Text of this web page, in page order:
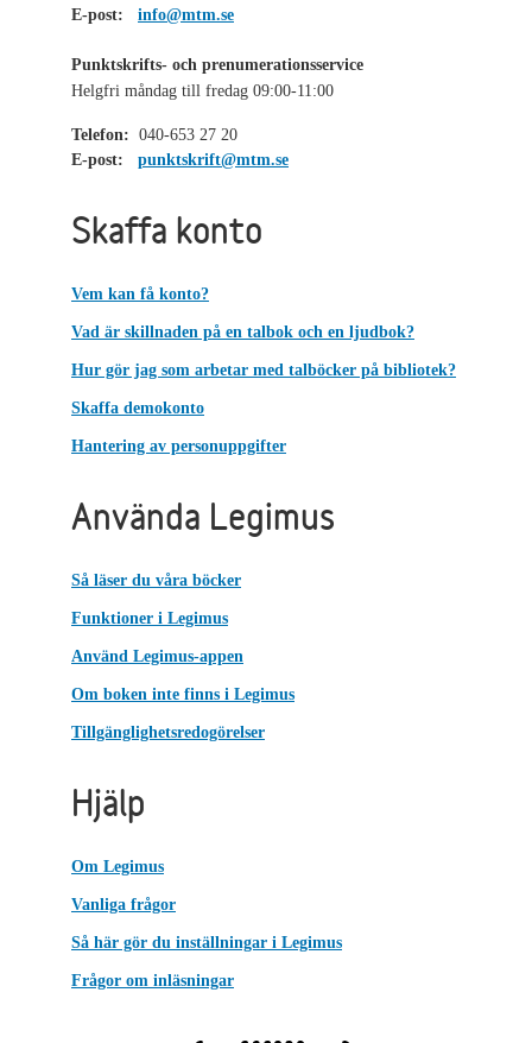
E-post:
info@mtm.se
Punktskrifts- och prenumerationsservice
Helgfri måndag till fredag 09:00-11:00
Telefon: 040-653 27 20
E-post:
punktskrift@mtm.se
Skaffa konto
Vem kan få konto?
Vad är skillnaden på en talbok och en ljudbok?
Hur gör jag som arbetar med talböcker på bibliotek?
Skaffa demokonto
Hantering av personuppgifter
Använda Legimus
Så läser du våra böcker
Funktioner i Legimus
Använd Legimus-appen
Om boken inte finns i Legimus
Tillgänglighetsredogörelser
Hjälp
Om Legimus
Vanliga frågor
Så här gör du inställningar i Legimus
Frågor om inläsningar